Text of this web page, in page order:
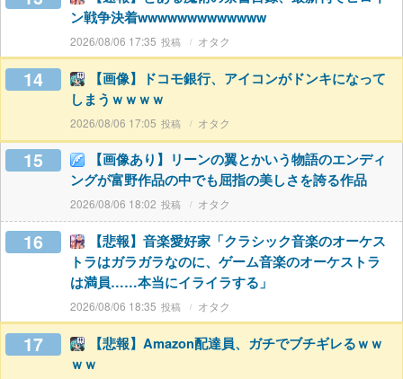
ン戦争決着wwwwwwwwwwwww
2026/08/06 17:35 オタク
14
【画像】ドコモ銀行、アイコンがドンキになって
しまうｗｗｗｗ
2026/08/06 17:05 オタク
15
【画像あり】リーンの翼とかいう物語のエンディ
ングが富野作品の中でも屈指の美しさを誇る作品
2026/08/06 18:02 オタク
16
【悲報】音楽愛好家「クラシック音楽のオーケス
トラはガラガラなのに、ゲーム音楽のオーケストラ
は満員……本当にイライラする」
2026/08/06 18:35 オタク
17
【悲報】Amazon配達員、ガチでブチギレるｗｗ
ｗｗ